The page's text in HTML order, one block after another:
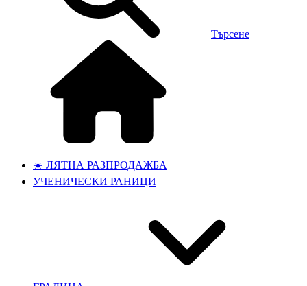
Търсене
☀️ ЛЯТНА РАЗПРОДАЖБА
УЧЕНИЧЕСКИ РАНИЦИ